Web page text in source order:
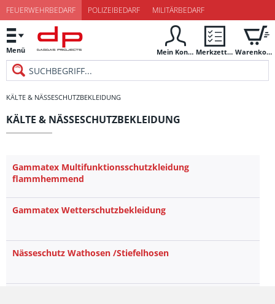
FEUERWEHRBEDARF POLIZEIBEDARF MILITÄRBEDARF
Menü Mein Konto Merkzettel Warenkorb
KÄLTE & NÄSSESCHUTZBEKLEIDUNG
KÄLTE & NÄSSESCHUTZBEKLEIDUNG
Gammatex Multifunktionsschutzkleidung
flammhemmend
Gammatex Wetterschutzbekleidung
Nässeschutz Wathosen /Stiefelhosen